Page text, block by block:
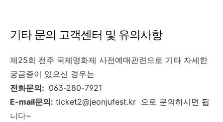
기타 문의 고객센터 및 유의사항
제25회 전주 국제영화제 사전예매관련으로 기타 자세한
궁금증이 있으신 경우는
전화문의: 063-280-7921
E-mail문의: ticket2@jeonjufest.kr 으로 문의하시면 됩
니다~